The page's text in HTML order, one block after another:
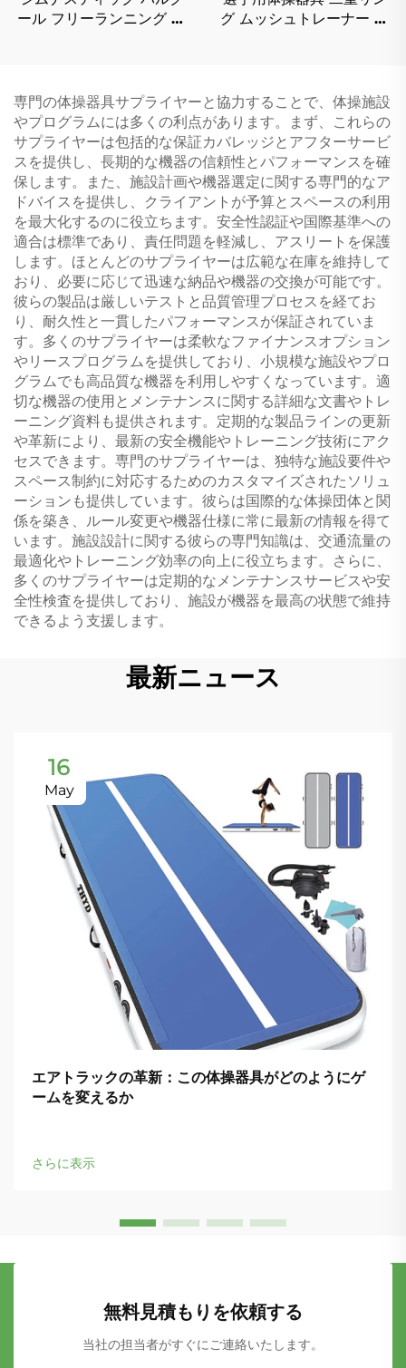
ール フリーランニング ニ
マット
グ ムッシュトレーナー 訓
専門の体操器具サプライヤーと協力することで、体操施設
やプログラムには多くの利点があります。まず、これらの
サプライヤーは包括的な保証カバレッジとアフターサービ
スを提供し、長期的な機器の信頼性とパフォーマンスを確
保します。また、施設計画や機器選定に関する専門的なア
ドバイスを提供し、クライアントが予算とスペースの利用
を最大化するのに役立ちます。安全性認証や国際基準への
適合は標準であり、責任問題を軽減し、アスリートを保護
します。ほとんどのサプライヤーは広範な在庫を維持して
おり、必要に応じて迅速な納品や機器の交換が可能です。
彼らの製品は厳しいテストと品質管理プロセスを経てお
り、耐久性と一貫したパフォーマンスが保証されていま
す。多くのサプライヤーは柔軟なファイナンスオプション
やリースプログラムを提供しており、小規模な施設やプロ
グラムでも高品質な機器を利用しやすくなっています。適
切な機器の使用とメンテナンスに関する詳細な文書やトレ
ーニング資料も提供されます。定期的な製品ラインの更新
や革新により、最新の安全機能やトレーニング技術にアク
セスできます。専門のサプライヤーは、独特な施設要件や
スペース制約に対応するためのカスタマイズされたソリュ
ーションも提供しています。彼らは国際的な体操団体と関
係を築き、ルール変更や機器仕様に常に最新の情報を得て
います。施設設計に関する彼らの専門知識は、交通流量の
最適化やトレーニング効率の向上に役立ちます。さらに、
多くのサプライヤーは定期的なメンテナンスサービスや安
全性検査を提供しており、施設が機器を最高の状態で維持
できるよう支援します。
最新ニュース
16
May
エアトラックの革新：この体操器具がどのようにゲ
ームを変えるか
さらに表示
無料見積もりを依頼する
当社の担当者がすぐにご連絡いたします。